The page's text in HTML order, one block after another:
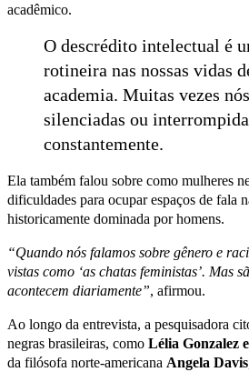
acadêmico.
O descrédito intelectual é
rotineira nas nossas vidas
academia. Muitas vezes
silenciadas ou
constantemente.
Ela também falou sobre como mulheres
dificuldades para ocupar espaços de fala
historicamente dominada por homens.
“Quando nós falamos sobre gênero e
vistas como ‘as chatas feministas’. Mas
acontecem diariamente”, afirmou.
Ao longo da entrevista, a pesquisadora
negras brasileiras, como Lélia Gonzalez
da filósofa norte-americana Angela Davis